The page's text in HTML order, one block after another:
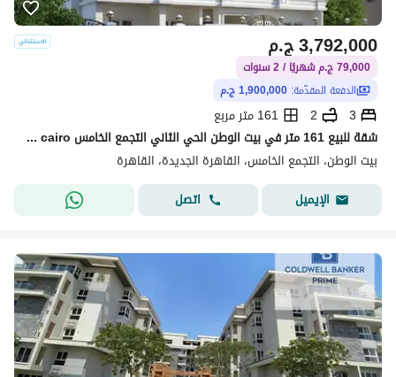
ج.م3,792,000
79,000 ج.م شهريًا / 2 سنوات
الدفعة المقدّمة: 1,900,000 ج.م
3
2
161 متر مربع
شقة للبيع 161 متر في بيت الوطن الحي الثاني التجمع الخامس beit al watan 5th settlement new cairo
بيت الوطن، التجمع الخامس، القاهرة الجديدة، القاهرة
الإيميل
اتصل